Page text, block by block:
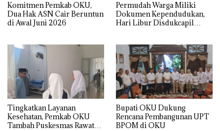
Komitmen Pemkab OKU,
Dua Hak ASN Cair Beruntun
di Awal Juni 2026
Permudah Warga Miliki
Dokumen Kependudukan,
Hari Libur Disdukcapil
Tingkatkan Layanan
Kesehatan, Pemkab OKU
Tambah Puskesmas Rawat
Bupati OKU Dukung
Rencana Pembangunan UPT
BPOM di OKU